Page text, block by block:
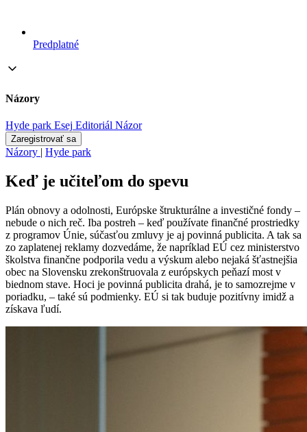
Predplatné
Názory
Hyde park Esej Editoriál Názor
Zaregistrovať sa
Názory | Hyde park
Keď je učiteľom do spevu
Plán obnovy a odolnosti, Európske štrukturálne a investičné fondy –
nebude o nich reč. Iba postreh – keď používate finančné prostriedky
z programov Únie, súčasťou zmluvy je aj povinná publicita. A tak sa
zo zaplatenej reklamy dozvedáme, že napríklad EÚ cez ministerstvo
školstva finančne podporila vedu a výskum alebo nejaká šťastnejšia
obec na Slovensku zrekonštruovala z európskych peňazí most v
biednom stave. Hoci je povinná publicita drahá, je to samozrejme v
poriadku, – také sú podmienky. EÚ si tak buduje pozitívny imidž a
získava ľudí.